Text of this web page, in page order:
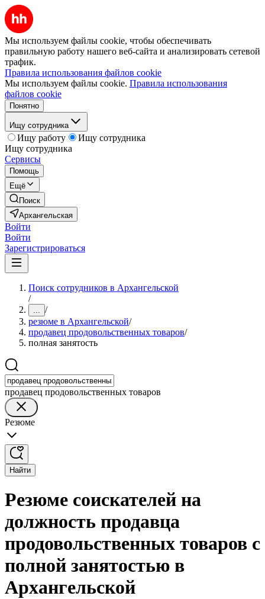
Мы используем файлы cookie, чтобы обеспечивать
правильную работу нашего веб-сайта и анализировать сетевой
трафик.
Правила использования файлов cookie
Мы используем файлы cookie. Правила использования
файлов cookie
Понятно
Ищу сотрудника
Ищу работу
Ищу сотрудника
Ищу сотрудника
Сервисы
Помощь
Ещё
Поиск
Архангельская
Войти
Войти
Зарегистрироваться
Поиск сотрудников в Архангельской
/
... /
резюме в Архангельской/
продавец продовольственных товаров/
полная занятость
продавец продовольственных товаров
Резюме
Найти
Резюме соискателей на
должность продавца
продовольственных товаров с
полной занятостью в
Архангельской